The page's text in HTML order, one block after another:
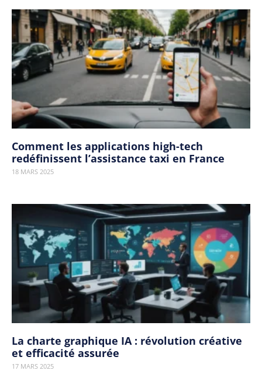
Comment les applications high-tech
redéfinissent l’assistance taxi en France
18 MARS 2025
La charte graphique IA : révolution créative
et efficacité assurée
17 MARS 2025